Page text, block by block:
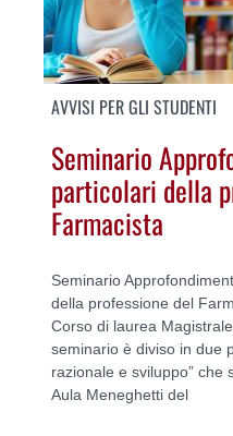
AVVISI PER GLI STUDENTI
Seminario
particolari della
Farmacista
Seminario
della professione del
Corso di laurea
seminario è diviso in due
razionale e sviluppo” che
Aula Meneghetti del